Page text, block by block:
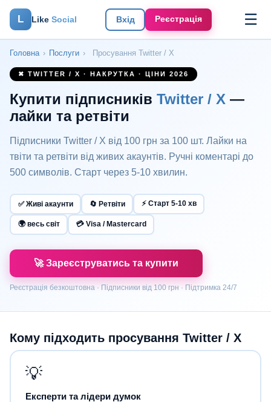
L Like Social Вхід Реєстрація ☰
Головна › Послуги › Просування Twitter / X
✖ TWITTER / X · НАКРУТКА · ЦІНИ 2026
Купити підписників Twitter / X —
лайки та ретвіти
Підписники Twitter / X від 100 грн за 100 шт. Лайки на
твіти та ретвіти від живих акаунтів. Ручні коментарі до
500 символів. Старт через 5-10 хвилин.
✅ Живі акаунти 🔄 Ретвіти ⚡ Старт 5-10 хв
🌍 весь світ 💳 Visa / Mastercard
🚀 Зареєструватись та купити
Реєстрація безкоштовна · Підписники від 100 грн · Підтримка 24/7
Кому підходить просування Twitter / X
💡
Експерти та лідери думок